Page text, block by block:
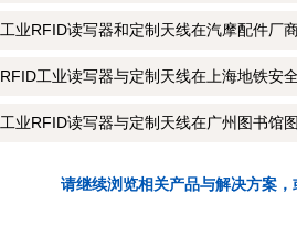
工业RFID读写器和定制天线在汽摩配件厂
RFID工业读写器与定制天线在上海地铁安
工业RFID读写器与定制天线在广州图书馆
请继续浏览相关产品与解决方案，